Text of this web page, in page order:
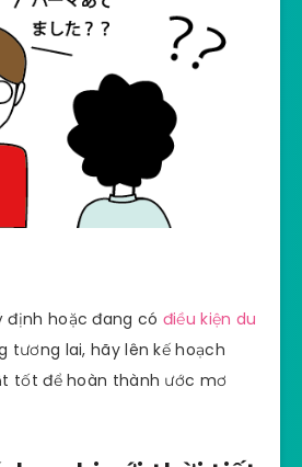
định hoặc đang có điều kiện du
tương lai, hãy lên kế hoạch
tốt để hoàn thành ước mơ